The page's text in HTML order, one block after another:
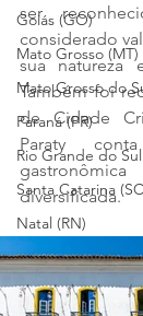
Goiás (GO)
Mato Grosso (MT)
Mato Grosso do
Paraná (PR)
Rio Grande do Sul
Santa Catarina
Natal (RN)
ser
considerado
sua natureza
Também foi
de Cidade
Paraty
diversificada.